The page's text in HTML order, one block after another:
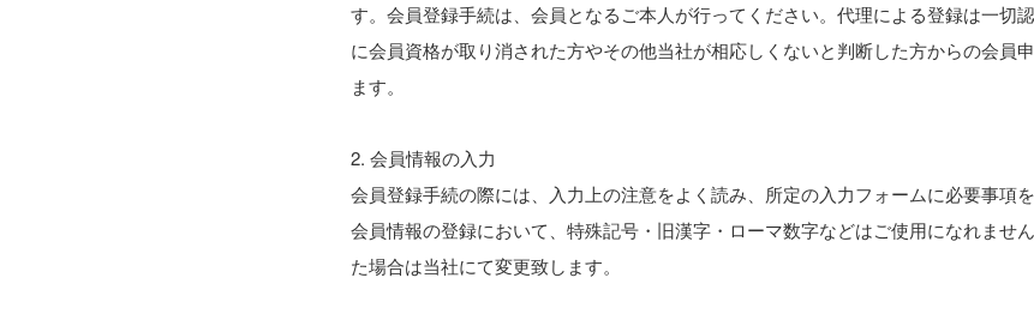
す。会員登録手続は、会員となるご本人が行ってください。代理による登録は一切
に会員資格が取り消された方やその他当社が相応しくないと判断した方からの会員
ます。
2. 会員情報の入力
会員登録手続の際には、入力上の注意をよく読み、所定の入力フォームに必要事項
会員情報の登録において、特殊記号・旧漢字・ローマ数字などはご使用になれませ
た場合は当社にて変更致します。